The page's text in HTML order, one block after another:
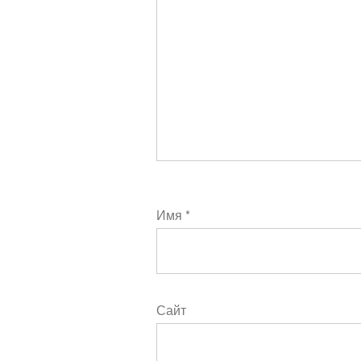
Имя *
Сайт